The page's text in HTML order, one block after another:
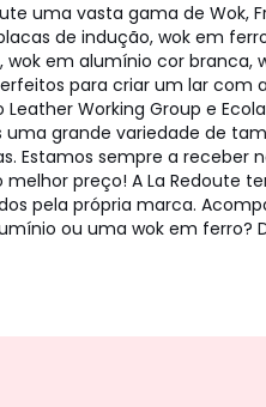
uma vasta gama de
de indução, wok em
em alumínio cor branca,
para criar um lar
Working Group e
grande variedade de
Estamos sempre a receber
melhor preço! A La Redoute
pela própria marca.
ou uma wok em ferro?